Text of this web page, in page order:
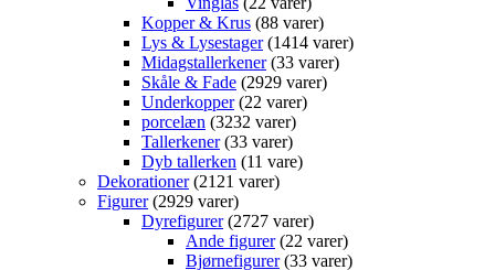
Kopper & Krus 88 varer
Lys & Lysestager 1414 varer
Midagstallerkener 33 varer
Skåle & Fade 2929 varer
Underkopper 22 varer
porcelæn 3232 varer
Tallerkener 33 varer
Dyb tallerken
11 vare
Dekorationer 21 21 varer
Figurer 2929 varer
Dyrefigurer 2727 varer
Ande figurer 22 varer
Bjørnefigurer 33 varer